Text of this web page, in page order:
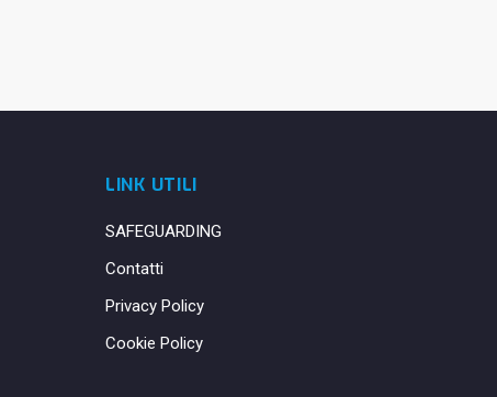
LINK UTILI
SAFEGUARDING
Contatti
Privacy Policy
Cookie Policy